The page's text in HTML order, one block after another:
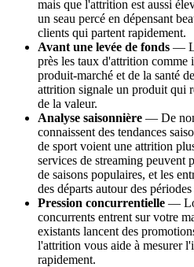
mais que l'attrition est aussi
un seau percé en dépensant
clients qui partent rapidement.
Avant une levée de fonds —
près les taux d'attrition comme
produit-marché et de la santé
attrition signale un produit qui
de la valeur.
Analyse saisonnière — De
connaissent des tendances
de sport voient une attrition
services de streaming peuvent
de saisons populaires, et les
des départs autour des
Pression concurrentielle —
concurrents entrent sur votre
existants lancent des
l'attrition vous aide à mesurer
rapidement.